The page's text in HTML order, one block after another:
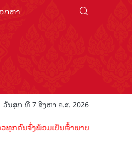
ວັນສຸກ ທີ 7 ສິງຫາ ຄ.ສ. 2026
ງພ້ອມເປັນເຈົ້າພາບທີ່ດີ ຕ້ອນຮັບນັກທ່ອງ